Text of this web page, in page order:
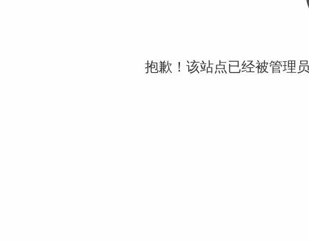
抱歉！该站点已经被管理